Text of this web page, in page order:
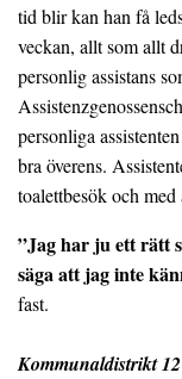
tid blir kan han få
veckan, allt som allt
personlig assistans
personliga
bra överens.
toalettbesök och
”Jag har ju ett rätt
säga att jag inte
fast.
Kommunaldistrikt